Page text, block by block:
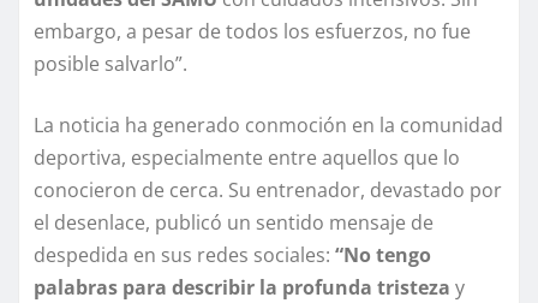
embargo, a pesar de todos los esfuerzos, no fue
posible salvarlo”.
La noticia ha generado conmoción en la comunidad
deportiva, especialmente entre aquellos que lo
conocieron de cerca. Su entrenador, devastado por
el desenlace, publicó un sentido mensaje de
despedida en sus redes sociales: “No tengo
palabras para describir la profunda tristeza y